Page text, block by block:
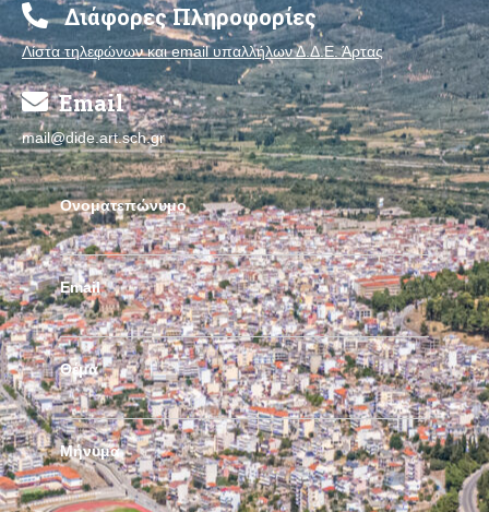
Διάφορες Πληροφορίες
Λίστα τηλεφώνων και email υπαλλήλων Δ.Δ.Ε. Άρτας
Email
mail@dide.art.sch.gr
Ονοματεπώνυμο
Email
Θέμα
Μήνυμα